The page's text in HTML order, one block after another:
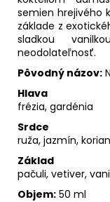
semien hrejivého
základe z
sladkou
neodolateľnosť.
Pôvodný názov:
Hlava
frézia, gardénia
Srdce
ruža, jazmín,
Základ
pačuli, vetiver,
Objem: 50 ml